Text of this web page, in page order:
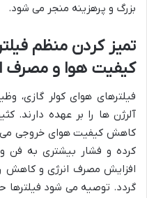
بزرگ و پرهزینه منجر می شود.
تمیز کردن منظم
کیفیت هوا و مصرف
فیلترهای هوای کولر گازی،
آلرژن ها را بر عهده دارند.
کاهش کیفیت هوای خروجی می
کرده و فشار بیشتری به فن و
افزایش مصرف انرژی و کاهش
گردد. توصیه می شود فیلترها